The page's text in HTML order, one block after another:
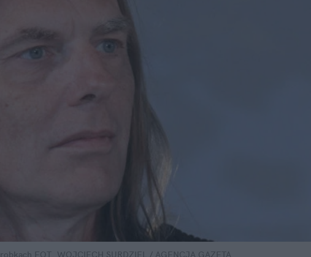
FOT. WOJCIECH SURDZIEL / AGENCJA GAZETA